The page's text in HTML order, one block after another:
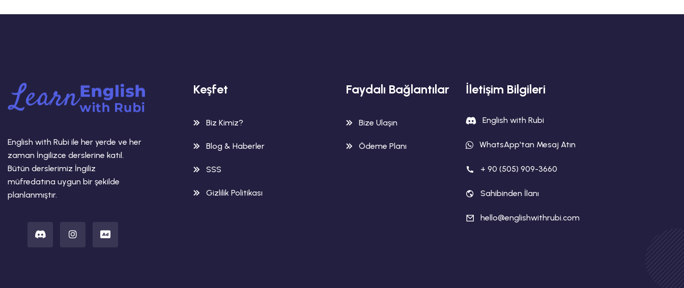
English with Rubi ile her yerde ve her
zaman İngilizce derslerine katıl.
Bütün derslerimiz İngiliz
müfredatına uygun bir şekilde
planlanmıştır.
Keşfet
Biz Kimiz?
Blog & Haberler
SSS
Gizlilik Politikası
Faydalı Bağlantılar
Bize Ulaşın
Ödeme Planı
İletişim Bilgileri
English with Rubi
WhatsApp'tan Mesaj Atın
+ 90 (505) 909-3660
Sahibinden İlanı
hello@englishwithrubi.com